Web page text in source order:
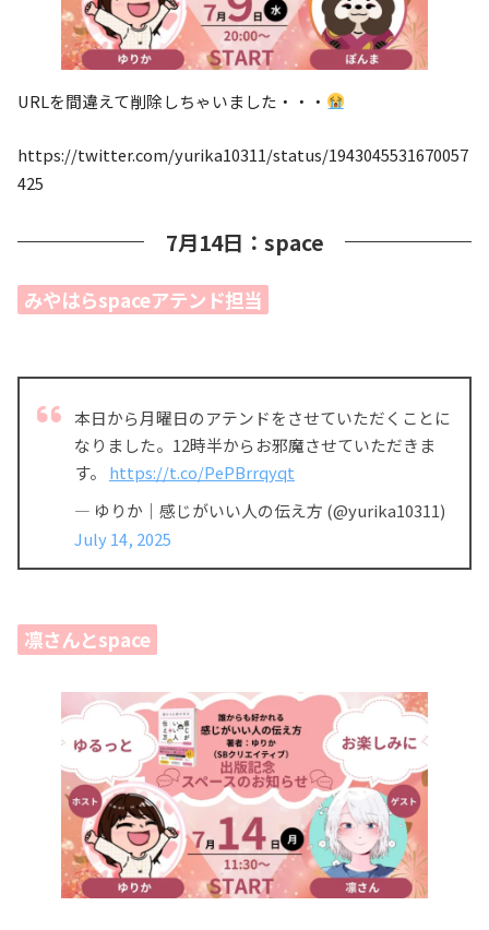
URLを間違えて削除しちゃいました・・・
https://twitter.com/yurika10311/status/1943045531670057
425
7月14日：space
みやはらspaceアテンド担当
本日から月曜日のアテンドをさせていただくことに
なりました。12時半からお邪魔させていただきま
す。 https://t.co/PePBrrqyqt
— ゆりか｜感じがいい人の伝え方 (@yurika10311)
July 14, 2025
凛さんとspace